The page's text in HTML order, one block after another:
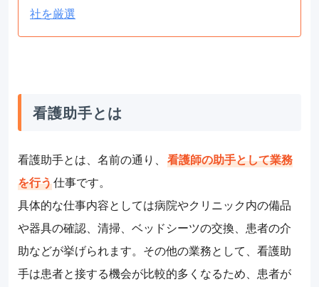
社を厳選
看護助手とは
看護助手とは、名前の通り、 看護師の助手として業務
を行う仕事です。
具体的な仕事内容としては病院やクリニック内の備品
や器具の確認、清掃、ベッドシーツの交換、患者の介
助などが挙げられます。その他の業務として、看護助
手は患者と接する機会が比較的多くなるため、患者が